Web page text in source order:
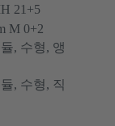
21+5
M 0+2
, 수형, 앵
, 수형, 직